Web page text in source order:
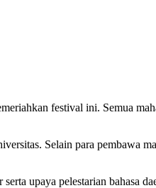
festival ini. Semua
Selain para pembawa
upaya pelestarian bahasa